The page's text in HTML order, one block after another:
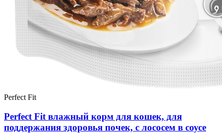
Perfect Fit
Perfect Fit влажный корм для кошек, для
поддержания здоровья почек, с лососем в соусе